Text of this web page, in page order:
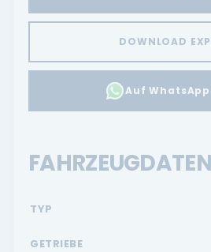
Karriere
KONTAKT
DOWNLOAD
Auf
FAHRZEUGDATEN
TYP
GETRIEBE